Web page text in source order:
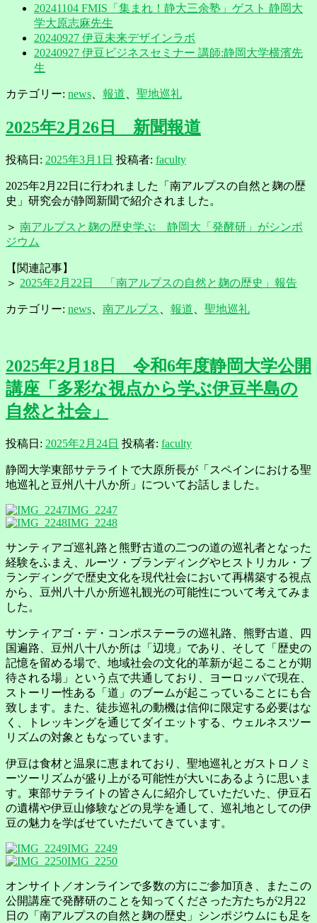
20241104 FMIS「集まれ！静大三余塾」ゲスト 静岡大
学大原志麻先生
20240927 伊豆未来デザインラボ
20240927 伊豆ビジネスセミナー 講師:静岡大学横濱先
生
カテゴリー: news 報道 聖地巡礼
2025年2月26日 新聞報道
投稿日: 2025年3月1日 投稿者: faculty
2025年2月22日に行われました「南アルプスの自然と麹の歴
史」研究会が静岡新聞で紹介されました。
＞ 南アルプスと麹の歴史学ぶ 静岡大「発酵研」がシンポ
ジウム
【関連記事】
＞ 2025年2月22日 「南アルプスの自然と麹の歴史」報告
カテゴリー: news 南アルプス 報道 聖地巡礼
2025年2月18日 令和6年度静岡大学公開
講座「多彩な視点から学ぶ伊豆半島の
自然と社会」
投稿日: 2025年2月24日 投稿者: faculty
静岡大学東部サテライトで大原所長が「スペインにおける聖
地巡礼と豆州八十八か所」についてお話しました。
IMG_2247
IMG_2248
サンティアゴ巡礼路と熊野古道の二つの道の巡礼者となった
経験をふまえ、ルーツ・ブランディングやヒストリカル・ブ
ランディングで歴史文化を現代社会において再構築する視点
から、豆州八十八か所巡礼観光の可能性について考えてみま
した。
サンティアゴ・デ・コンポステーラの巡礼路、熊野古道、四
国遍路、豆州八十八か所は「辺境」であり、そして「歴史の
記憶を留める場で、地域社会の文化的革新が起こることが期
待される場」という点で共通しており、ヨーロッパで現在、
ストーリー性ある「道」のブームが起こっていることにも合
致します。また、徒歩巡礼の動機は信仰に限定する必要はな
く、トレッキングを通じてダイエットする、ウェルネスツー
リズムの対象ともなっています。
伊豆は食材と温泉に恵まれており、聖地巡礼とガストロノミ
ーツーリズムが盛り上がる可能性が大いにあるように思いま
す。東部サテライトの皆さんに紹介していただいた、伊豆石
の遺構や伊豆山修験などの見学を通して、巡礼地としての伊
豆の魅力を学ばせていただいてきています。
IMG_2249
IMG_2250
オンサイト／オンラインで多数の方にご参加頂き、またこの
公開講座で発酵研のことを知ってくださった方たちが2月22
日の「南アルプスの自然と麹の歴史」シンポジウムにも足を